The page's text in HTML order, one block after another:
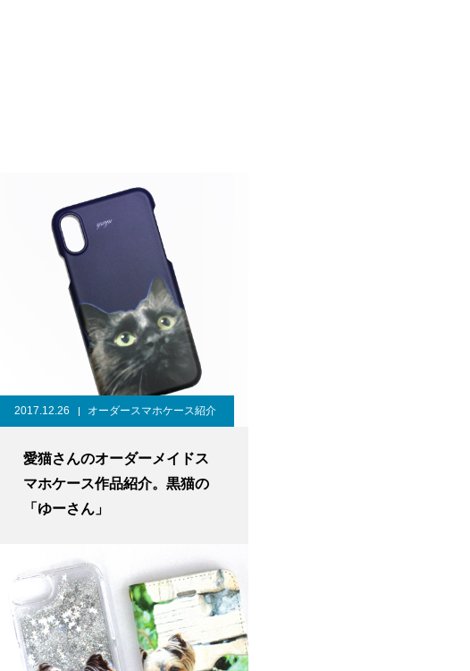
2017.12.26 オーダースマホケース紹介
愛猫さんのオーダーメイドス
マホケース作品紹介。黒猫の
「ゆーさん」